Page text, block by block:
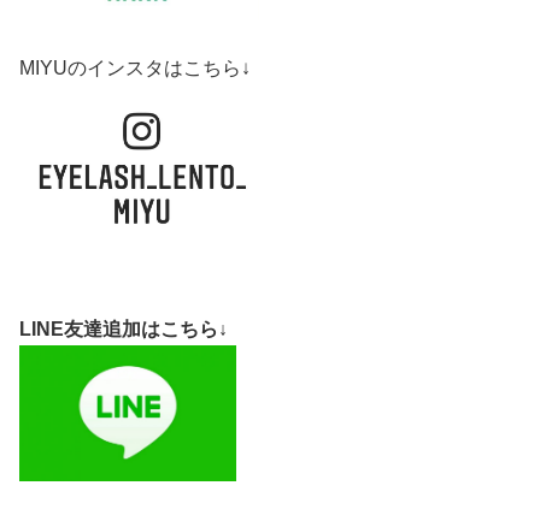
MIYUのインスタはこちら↓
LINE友達追加はこちら↓